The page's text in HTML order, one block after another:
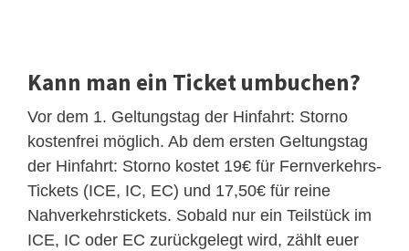
Kann man ein Ticket umbuchen?
Vor dem 1. Geltungstag der Hinfahrt: Storno
kostenfrei möglich. Ab dem ersten Geltungstag
der Hinfahrt: Storno kostet 19€ für Fernverkehrs-
Tickets (ICE, IC, EC) und 17,50€ für reine
Nahverkehrstickets. Sobald nur ein Teilstück im
ICE, IC oder EC zurückgelegt wird, zählt euer